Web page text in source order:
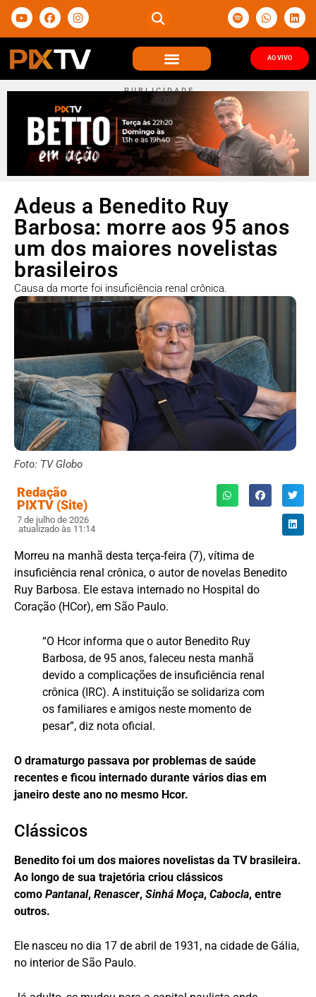
AO VIVO
P U B L I C I D A D E
Adeus a Benedito Ruy
Barbosa: morre aos 95 anos
um dos maiores novelistas
brasileiros
Causa da morte foi insuficiência renal crônica.
Foto: TV Globo
Redação
PIXTV (Site)
7 de julho de 2026
atualizado às 11:14
Morreu na manhã desta terça-feira (7), vítima de
insuficiência renal crônica, o autor de novelas Benedito
Ruy Barbosa. Ele estava internado no Hospital do
Coração (HCor), em São Paulo.
“O Hcor informa que o autor Benedito Ruy
Barbosa, de 95 anos, faleceu nesta manhã
devido a complicações de insuficiência renal
crônica (IRC). A instituição se solidariza com
os familiares e amigos neste momento de
pesar”, diz nota oficial.
O dramaturgo passava por problemas de saúde
recentes e ficou internado durante vários dias em
janeiro deste ano no mesmo Hcor.
Clássicos
Benedito foi um dos maiores novelistas da TV brasileira.
Ao longo de sua trajetória criou clássicos
como Pantanal, Renascer, Sinhá Moça, Cabocla, entre
outros.
Ele nasceu no dia 17 de abril de 1931, na cidade de Gália,
no interior de São Paulo.